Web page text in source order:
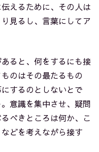
えるために、その人は
見るし、言葉にしてア
ると、何をするにも接
のはその最たるもの
するのとしないとで
意識を集中させ、疑問
べきところは何か、こ
どを考えながら接す